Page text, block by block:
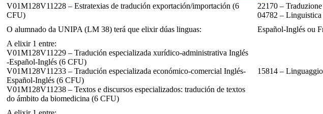
V01M128V11228 – Estratexias de tradución exportación/importación (6
CFU)
22170 –
04782 –
O alumnado da UNIPA (LM 38) terá que elixir dúas linguas:
Español-Inglés ou
A elixir 1 entre:
V01M128V11229 – Tradución especializada xurídico-administrativa Inglés
-Español-Inglés (6 CFU)
V01M128V11233 – Tradución especializada económico-comercial Inglés-
Español-Inglés (6 CFU)
V01M128V11238 – Textos e discursos especializados: tradución de textos
do ámbito da biomedicina (6 CFU)
15814 –